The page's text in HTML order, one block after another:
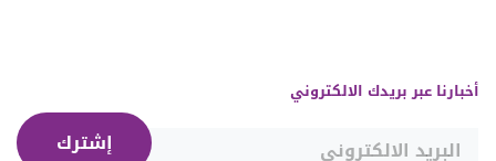
أخبارنا عبر بريدك الالكتروني
إشترك